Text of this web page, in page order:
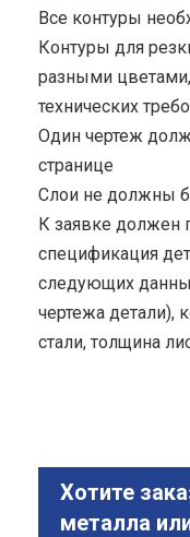
Все контуры
Контуры для
разными
технических
Один чертеж
странице
Cлои не должны
К заявке должен
спецификация
следующих
чертежа детали),
стали, толщина
Хотите
металла